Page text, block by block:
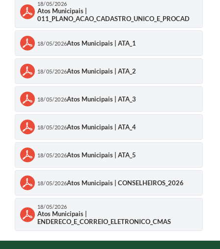
18/05/2026
Atos Municipais |
011_PLANO_ACAO_CADASTRO_UNICO_E_PROCAD
18/05/2026Atos Municipais | ATA_1
18/05/2026Atos Municipais | ATA_2
18/05/2026Atos Municipais | ATA_3
18/05/2026Atos Municipais | ATA_4
18/05/2026Atos Municipais | ATA_5
18/05/2026Atos Municipais | CONSELHEIROS_2026
18/05/2026
Atos Municipais |
ENDERECO_E_CORREIO_ELETRONICO_CMAS